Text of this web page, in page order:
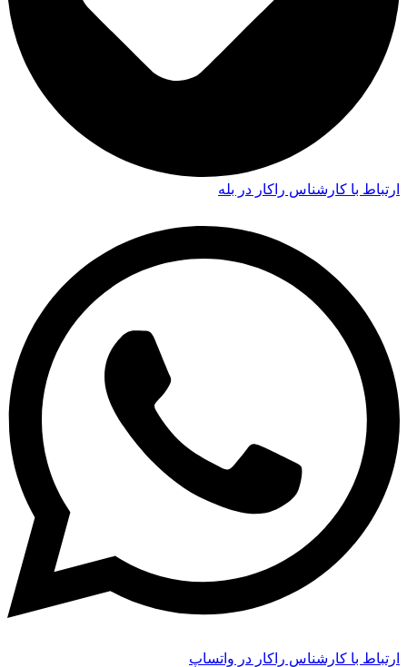
ارتباط با کارشناس راکار در بله
ارتباط با کارشناس راکار در واتساپ